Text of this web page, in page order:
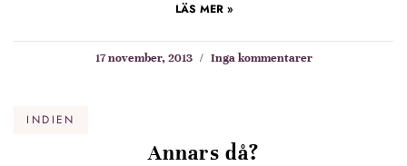
LÄS MER »
17 november, 2013 Inga kommentarer
INDIEN
Annars då?